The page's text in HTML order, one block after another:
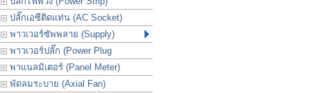
ปลั๊กเอซีติดแท่น (AC Socket)
พาวเวอร์ซัพพลาย (Supply)
พาวเวอร์ปลั๊ก (Power Plug
พาแนลมิเตอร์ (Panel Meter)
พัดลมระบาย (Axial Fan)